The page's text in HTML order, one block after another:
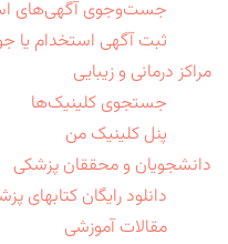
جست‌وجوی آگهی‌های
ثبت آگهی استخدام یا
مراکز درمانی و زیبایی
جستجوی کلینیک‌ها
پنل کلینیک من
دانشجویان و محققان پزشکی
دانلود رایگان کتابهای
مقالات آموزشی